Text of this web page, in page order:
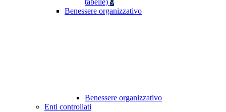
tabelle) 9
Benessere organizzativo
Benessere organizzativo
Enti controllati